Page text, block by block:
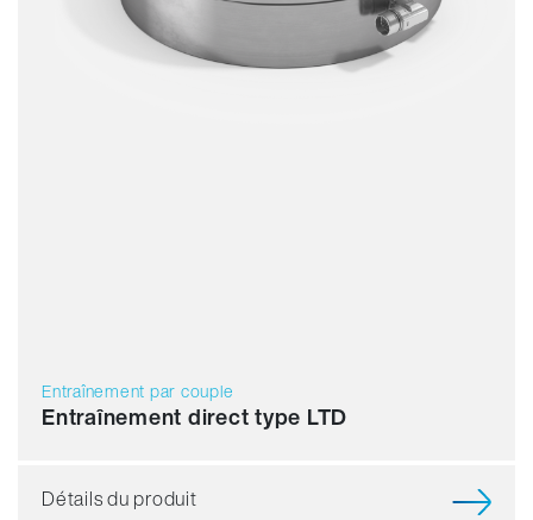
Entraînement par couple
Entraînement direct type LTD
Détails du produit